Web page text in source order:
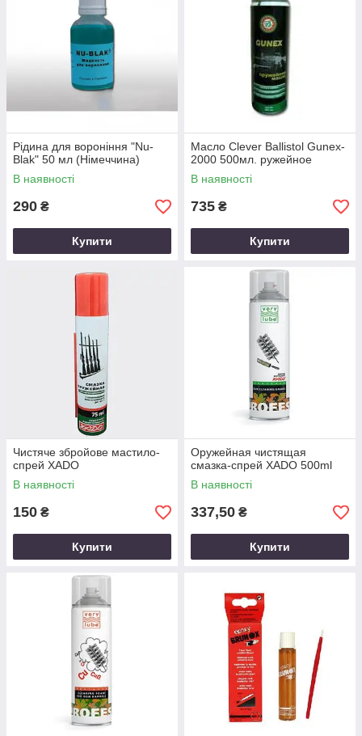
Рідина для вороніння "Nu-
Blak" 50 мл (Німеччина)
В наявності
290 ₴
Купити
Масло Clever Ballistol Gunex-
2000 500мл. ружейное
В наявності
735 ₴
Купити
Чистяче збройове мастило-
спрей XADO
В наявності
150 ₴
Купити
Оружейная чистящая
смазка-спрей XADO 500ml
В наявності
337,50 ₴
Купити